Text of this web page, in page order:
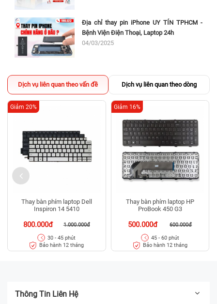
Địa chỉ thay pin iPhone UY TÍN TPHCM -
Bệnh Viện Điện Thoại, Laptop 24h
04/03/2025
Dịch vụ liên quan theo vấn đề Dịch vụ liên quan theo dòng
Thay bàn phím laptop Dell
Inspiron 14 5410
800.000đ 1.000.000đ
Giảm 20%
30 - 45 phút
Bảo hành 12 tháng
Thay bàn phím laptop HP
ProBook 450 G3
500.000đ 600.000đ
Giảm 16%
45 - 60 phút
Bảo hành 12 tháng
Thông Tin Liên Hệ